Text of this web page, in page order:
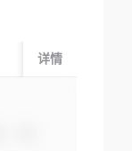
起运国/地区
详情